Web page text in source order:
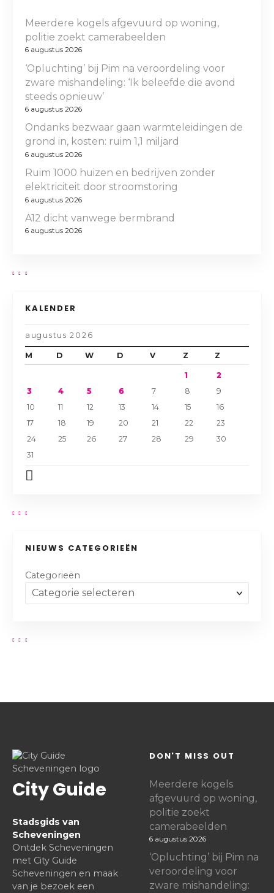
Meerdere kogels afgevuurd op woning,
politie zoekt camerabeelden
6 augustus 2026
‘Opluchting’ bij Pim na veroordeling voor
zware mishandeling: ‘Ik beleefde die avond
steeds opnieuw’
6 augustus 2026
Ondanks bezwaar gaan warmteleidingen de
grond in, kosten: ruim 1,1 miljard
6 augustus 2026
Ruim 1000 huizen en bedrijven zonder
elektriciteit door stroomstoring
6 augustus 2026
A12 dicht vanwege bermbrand
6 augustus 2026
KALENDER
augustus 2026
M D W D V Z Z
1
2
3
4 5 6 7 8
9
10
11 12 13 14 15
16
17
18 19 20 21 22
23
24
25 26 27 28 29
30
31
NIEUWS CATEGORIEËN
Categorieën
City Guide
Stadsgids van
Scheveningen
Ontdek Scheveningen
met City Guide
Scheveningen en maak
van je bezoek een
DON'T MISS OUT
Meerdere kogels
afgevuurd op woning,
politie zoekt
camerabeelden
6 augustus 2026
‘Opluchting’ bij Pim na
veroordeling voor
zware mishandeling: